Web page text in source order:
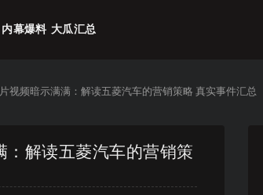
内幕爆料 大瓜汇总
视频暗示满满：解读五菱汽车的营销策略 真实事件汇总
解读五菱汽车的营销策